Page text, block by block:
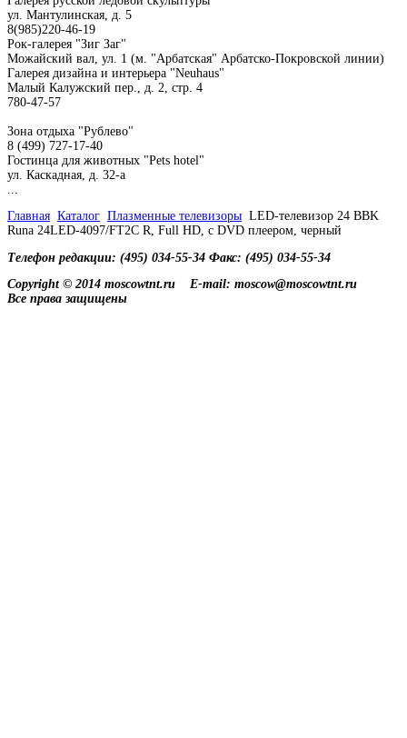
ул. Мантулинская, д. 5
8(985)220-46-19
Рок-галерея "Зиг Заг"
Можайский вал, ул. 1 (м. "Арбатская" Арбатско-Покровской линии)
Галерея дизайна и интерьера "Neuhaus"
Малый Калужский пер., д. 2, стр. 4
780-47-57
Зона отдыха "Рублево"
8 (499) 727-17-40
Гостинца для животных "Рets hotel"
ул. Каскадная, д. 32-а
Главная Каталог Плазменные телевизоры LED-телевизор 24 BBK
Runa 24LED-4097/FT2C R, Full HD, c DVD плеером, черный
Телефон редакции: (495) 034-55-34 Факс: (495) 034-55-34
Copyright © 2014 moscowtnt.ru
E-mail: moscow@moscowtnt.ru
Все права защищены